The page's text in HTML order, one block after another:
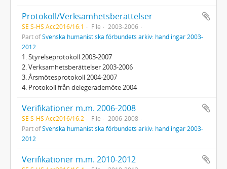
Protokoll/Verksamhetsberättelser
SE S-HS Acc2016/16:1 File
2003-2006
Part ofSvenska humanistiska förbundets arkiv: handlingar 2003-
2012
1. Styrelseprotokoll 2003-2007
2. Verksamhetsberättelser 2003-2006
3. Årsmötesprotokoll 2004-2007
4. Protokoll från delegerademöte 2004
Verifikationer m.m. 2006-2008
SE S-HS Acc2016/16:2 File
2006-2008
Part ofSvenska humanistiska förbundets arkiv: handlingar 2003-
2012
Verifikationer m.m. 2010-2012